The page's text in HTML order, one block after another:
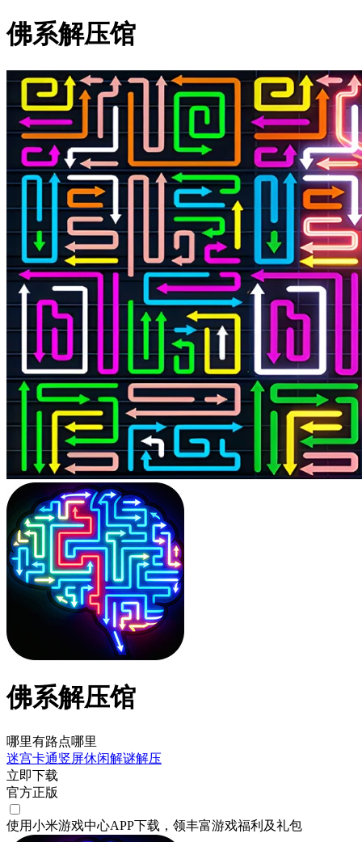
佛系解压馆
佛系解压馆
哪里有路点哪里
迷宫卡通竖屏休闲解谜解压
立即下载
官方正版
使用小米游戏中心APP下载 ，领丰富游戏福利 及礼包